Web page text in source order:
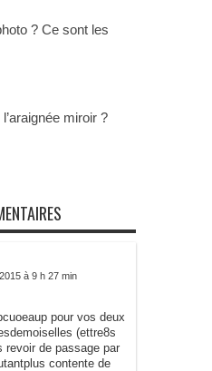
? Ce sont les
miroir ?
à 9 h 27 min
pour vos deux
(ettre8s
revoir de passage par
contente de